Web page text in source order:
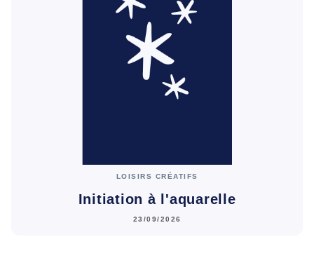
LOISIRS CRÉATIFS
Initiation à l'aquarelle
23/09/2026